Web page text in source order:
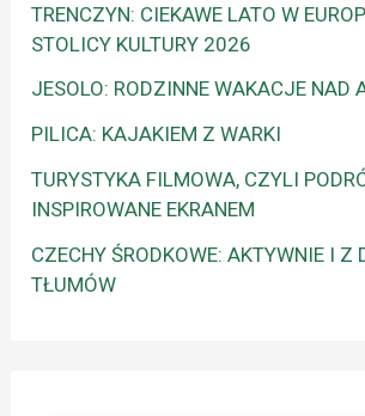
TRENCZYN: CIEKAWE LATO W
STOLICY KULTURY 2026
JESOLO: RODZINNE WAKACJE NAD
PILICA: KAJAKIEM Z WARKI
TURYSTYKA FILMOWA, CZYLI
INSPIROWANE EKRANEM
CZECHY ŚRODKOWE: AKTYWNIE I Z
TŁUMÓW